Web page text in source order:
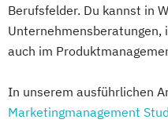
Berufsfelder. Du kannst in
Unternehmensberatungen,
auch im
In unserem ausführlichen
Marketingmanagement